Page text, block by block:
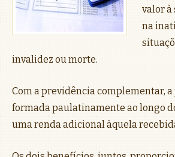
valor à
na
invalidez ou morte.
Com a previdência complementar,
formada paulatinamente ao longo
uma renda adicional àquela